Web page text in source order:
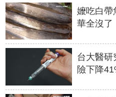
嬤吃白帶
華全沒了
台大醫研
險下降